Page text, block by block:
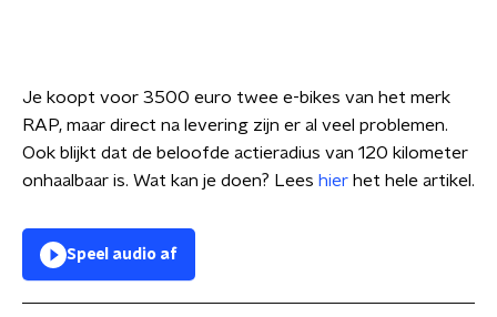
Je koopt voor 3500 euro twee e-bikes van het merk
RAP, maar direct na levering zijn er al veel problemen.
Ook blijkt dat de beloofde actieradius van 120 kilometer
onhaalbaar is. Wat kan je doen? Lees hier het hele artikel.
Speel audio af